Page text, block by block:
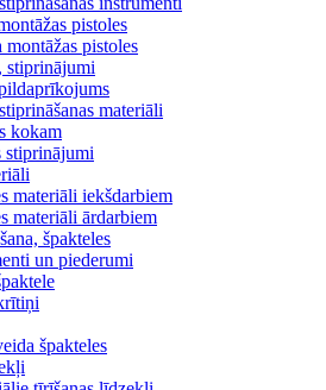
pistoles
montāžas pistoles
stiprinājumi
materiāli
kokam
stiprinājumi
materiāli iekšdarbiem
materiāli ārdarbiem
špakteles
un piederumi
špakteles